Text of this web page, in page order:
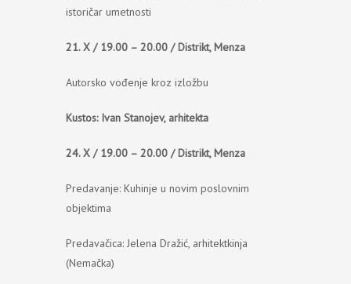
istoričar umetnosti
21. X / 19.00 – 20.00 / Distrikt, Menza
Autorsko vođenje kroz izložbu
Kustos: Ivan Stanojev, arhitekta
24. X / 19.00 – 20.00 / Distrikt, Menza
Predavanje: Kuhinje u novim poslovnim
objektima
Predavačica: Jelena Dražić, arhitektkinja
(Nemačka)